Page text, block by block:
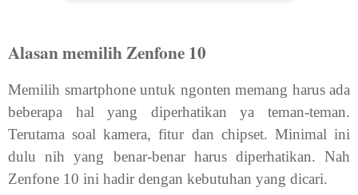
Alasan memilih Zenfone 10
Memilih smartphone untuk ngonten memang harus ada
beberapa hal yang diperhatikan ya teman-teman.
Terutama soal kamera, fitur dan chipset. Minimal ini
dulu nih yang benar-benar harus diperhatikan. Nah
Zenfone 10 ini hadir dengan kebutuhan yang dicari.